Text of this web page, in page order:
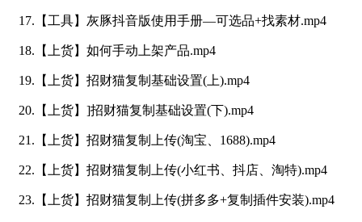
17.【工具】灰豚抖音版使用手册—可选品+找素材.mp4
18.【上货】如何手动上架产品.mp4
19.【上货】招财猫复制基础设置(上).mp4
20.【上货】]招财猫复制基础设置(下).mp4
21.【上货】招财猫复制上传(淘宝、1688).mp4
22.【上货】招财猫复制上传(小红书、抖店、淘特).mp4
23.【上货】招财猫复制上传(拼多多+复制插件安装).mp4